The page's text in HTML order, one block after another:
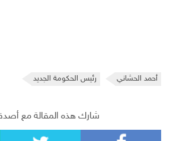
أحمد الحشاني رئيس الحكومة الجديد
شارك هذه المقالة مع